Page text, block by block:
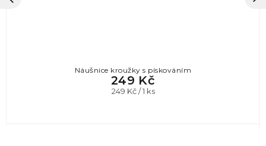
Náušnice kroužky s pískováním
249 Kč
Měrná
249 Kč / 1 ks